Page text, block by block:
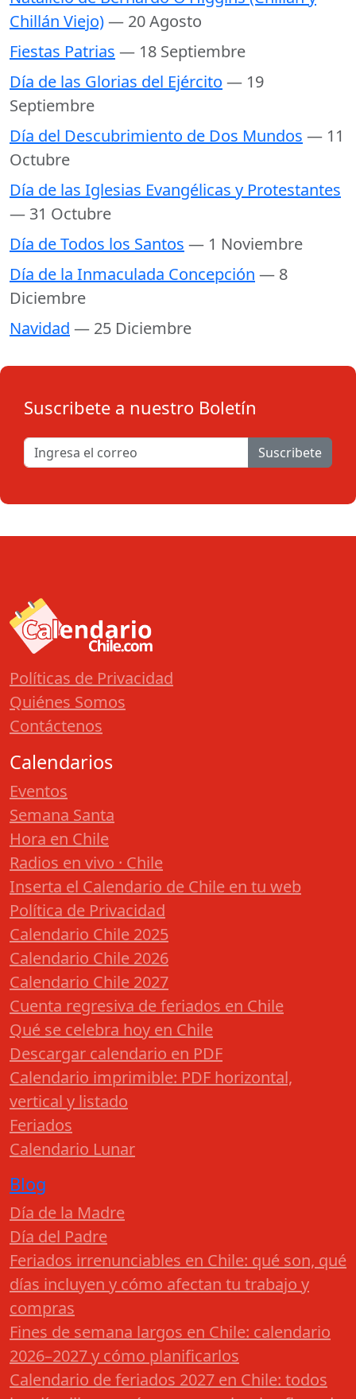
Chillán Viejo)— 20 Agosto
Fiestas Patrias — 18 Septiembre
Día de las Glorias del Ejército — 19
Septiembre
Día del Descubrimiento de Dos Mundos — 11
Octubre
Día de las Iglesias Evangélicas y Protestantes
— 31 Octubre
Día de Todos los Santos — 1 Noviembre
Día de la Inmaculada Concepción — 8
Diciembre
Navidad — 25 Diciembre
Suscribete a nuestro Boletín
Suscribete
Políticas de Privacidad
Quiénes Somos
Contáctenos
Calendarios
Eventos
Semana Santa
Hora en Chile
Radios en vivo · Chile
Inserta el Calendario de Chile en tu web
Política de Privacidad
Calendario Chile 2025
Calendario Chile 2026
Calendario Chile 2027
Cuenta regresiva de feriados en Chile
Qué se celebra hoy en Chile
Descargar calendario en PDF
Calendario imprimible: PDF horizontal,
vertical y listado
Feriados
Calendario Lunar
Blog
Día de la Madre
Día del Padre
Feriados irrenunciables en Chile: qué son, qué
días incluyen y cómo afectan tu trabajo y
compras
Fines de semana largos en Chile: calendario
2026–2027 y cómo planificarlos
Calendario de feriados 2027 en Chile: todos